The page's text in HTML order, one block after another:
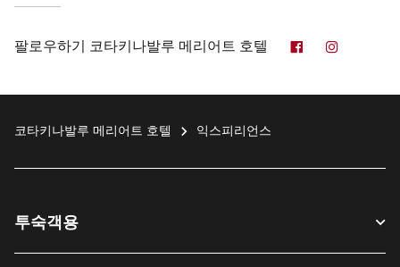
팔로우하기 코타키나발루 메리어트 호텔 페이스북
코타키나발루 메리어트 호텔 익스피리언스
투숙객용